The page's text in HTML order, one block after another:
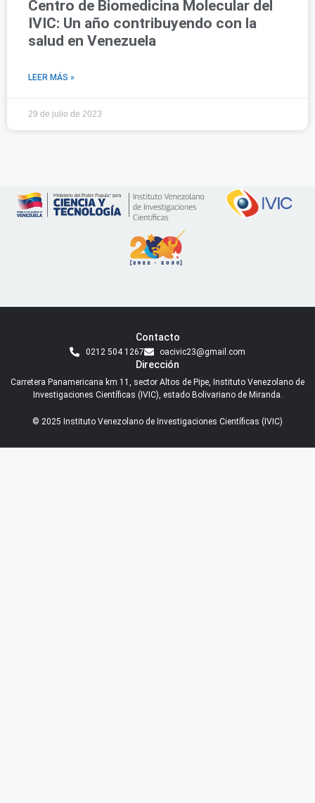
Centro de Biomedicina Molecular del
IVIC: Un año contribuyendo con la
salud en Venezuela
LEER MÁS »
29 de julio de 2023
Contacto
0212 504 1267 oacivic23@gmail.com
Dirección
Carretera Panamericana km 11, sector Altos de Pipe, Instituto Venezolano de
Investigaciones Científicas (IVIC), estado Bolivariano de Miranda.
© 2025 Instituto Venezolano de Investigaciones Científicas (IVIC)